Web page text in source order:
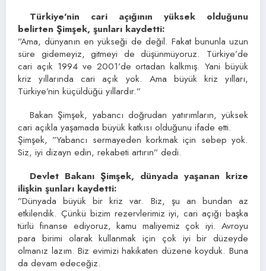
Türkiye’nin cari açığının yüksek olduğunu
belirten Şimşek, şunları kaydetti:
”Ama, dünyanın en yükseği de değil. Fakat bununla uzun
süre gidemeyiz, gitmeyi de düşünmüyoruz. Türkiye’de
cari açık 1994 ve 2001’de ortadan kalkmış. Yani büyük
kriz yıllarında cari açık yok. Ama büyük kriz yılları,
Türkiye’nin küçüldüğü yıllardır.”
Bakan Şimşek, yabancı doğrudan yatırımların, yüksek
cari açıkla yaşamada büyük katkısı olduğunu ifade etti.
Şimşek, ”Yabancı sermayeden korkmak için sebep yok.
Siz, iyi dizayn edin, rekabeti artırın” dedi.
Devlet Bakanı Şimşek, dünyada yaşanan krize
ilişkin şunları kaydetti:
”Dünyada büyük bir kriz var. Biz, şu an bundan az
etkilendik. Çünkü bizim rezervlerimiz iyi, cari açığı başka
türlü finanse ediyoruz, kamu maliyemiz çok iyi. Avroyu
para birimi olarak kullanmak için çok iyi bir düzeyde
olmanız lazım. Biz evimizi hakikaten düzene koyduk. Buna
da devam edeceğiz.